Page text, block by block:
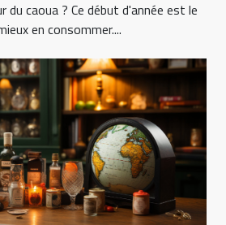
caoua ? Ce début d'année est le
en consommer....